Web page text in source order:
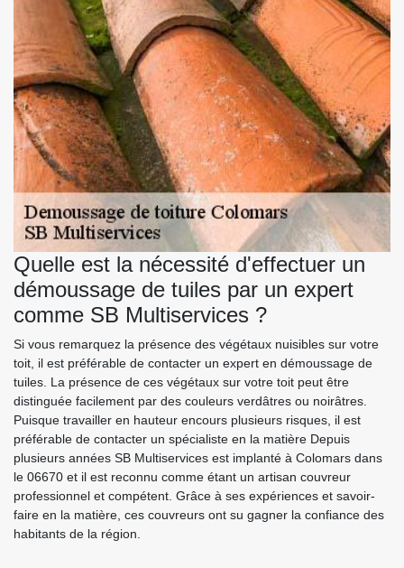
Quelle est la nécessité d'effectuer un
démoussage de tuiles par un expert
comme SB Multiservices ?
Si vous remarquez la présence des végétaux nuisibles sur votre
toit, il est préférable de contacter un expert en démoussage de
tuiles. La présence de ces végétaux sur votre toit peut être
distinguée facilement par des couleurs verdâtres ou noirâtres.
Puisque travailler en hauteur encours plusieurs risques, il est
préférable de contacter un spécialiste en la matière Depuis
plusieurs années SB Multiservices est implanté à Colomars dans
le 06670 et il est reconnu comme étant un artisan couvreur
professionnel et compétent. Grâce à ses expériences et savoir-
faire en la matière, ces couvreurs ont su gagner la confiance des
habitants de la région.